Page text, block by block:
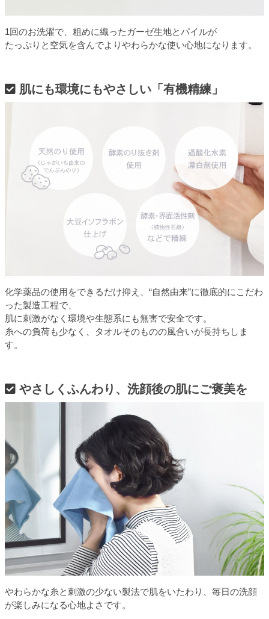
1回のお洗濯で、粗めに織ったガーゼ生地とパイルが
たっぷりと空気を含んでよりやわらかな使い心地になります。
肌にも環境にもやさしい「有機精練」
化学薬品の使用をできるだけ抑え、“自然由来”に徹底的にこだわ
った製造工程で、
肌に刺激がなく環境や生態系にも無害で安全です。
糸への負荷も少なく、タオルそのものの風合いが長持ちしま
す。
やさしくふんわり、洗顔後の肌にご褒美を
やわらかな糸と刺激の少ない製法で肌をいたわり、毎日の洗顔
が楽しみになる心地よさです。